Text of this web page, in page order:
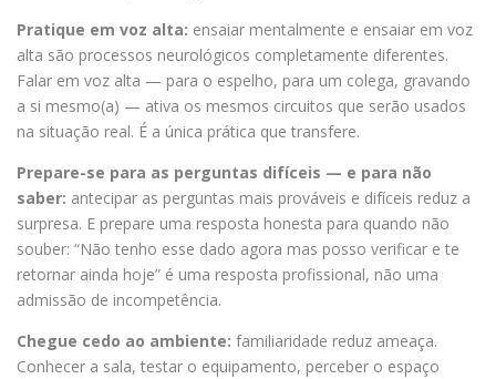
Pratique em voz alta: ensaiar mentalmente e ensaiar em voz
alta são processos neurológicos completamente diferentes.
Falar em voz alta — para o espelho, para um colega, gravando
a si mesmo(a) — ativa os mesmos circuitos que serão usados
na situação real. É a única prática que transfere.
Prepare-se para as perguntas difíceis — e para não
saber: antecipar as perguntas mais prováveis e difíceis reduz a
surpresa. E prepare uma resposta honesta para quando não
souber: “Não tenho esse dado agora mas posso verificar e te
retornar ainda hoje” é uma resposta profissional, não uma
admissão de incompetência.
Chegue cedo ao ambiente: familiaridade reduz ameaça.
Conhecer a sala, testar o equipamento, perceber o espaço